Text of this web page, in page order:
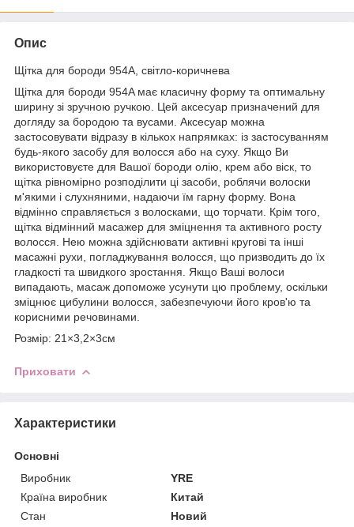
Опис
Щітка для бороди 954A, світло-коричнева
Щітка для бороди 954A має класичну форму та оптимальну
ширину зі зручною ручкою. Цей аксесуар призначений для
догляду за бородою та вусами. Аксесуар можна
застосовувати відразу в кількох напрямках: із застосуванням
будь-якого засобу для волосся або на суху. Якщо Ви
використовуєте для Вашої бороди олію, крем або віск, то
щітка рівномірно розподілити ці засоби, роблячи волоски
м'якими і слухняними, надаючи їм гарну форму. Вона
відмінно справляється з волосками, що торчати. Крім того,
щітка відмінний масажер для зміцнення та активного росту
волосся. Нею можна здійснювати активні кругові та інші
масажні рухи, погладжування волосся, що призводить до їх
гладкості та швидкого зростання. Якщо Ваші волоси
випадають, масаж допоможе усунути цю проблему, оскільки
зміцнює цибулини волосся, забезпечуючи його кров'ю та
корисними речовинами.
Розмір: 21×3,2×3см
Приховати
Характеристики
Основні
Виробник
YRE
Країна виробник
Китай
Стан
Новий